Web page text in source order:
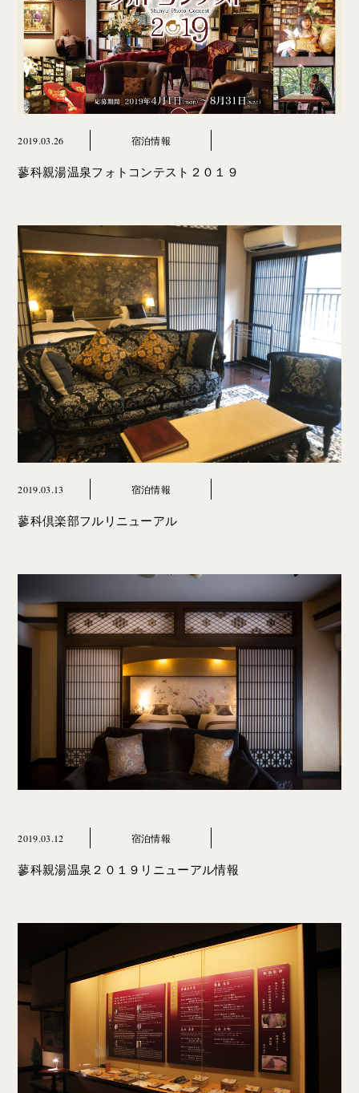
2019.03.26 宿泊情報
蓼科親湯温泉フォトコンテスト２０１９
2019.03.13 宿泊情報
蓼科倶楽部フルリニューアル
2019.03.12 宿泊情報
蓼科親湯温泉２０１９リニューアル情報